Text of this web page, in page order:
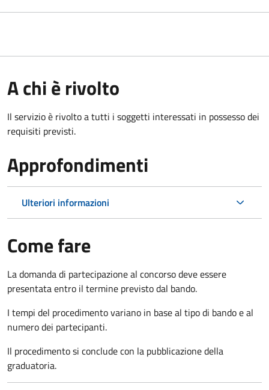
A chi è rivolto
Il servizio è rivolto a tutti i soggetti interessati in possesso dei
requisiti previsti.
Approfondimenti
Ulteriori informazioni
Come fare
La domanda di partecipazione al concorso deve essere
presentata entro il termine previsto dal bando.
I tempi del procedimento variano in base al tipo di bando e al
numero dei partecipanti.
Il procedimento si conclude con la pubblicazione della
graduatoria.